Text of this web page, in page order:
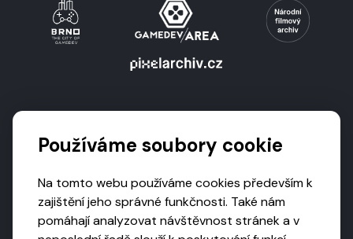
Používáme soubory cookie
Na tomto webu používáme cookies především k
zajištění jeho správné funkčnosti. Také nám
pomáhají analyzovat návštěvnost stránek a v